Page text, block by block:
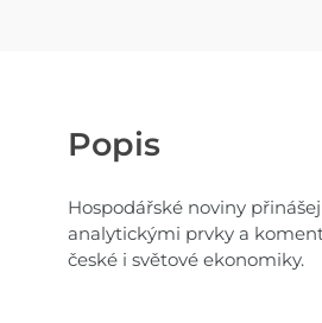
Popis
Hospodářské noviny
analytickými prvky a
české i světové ekonomiky.